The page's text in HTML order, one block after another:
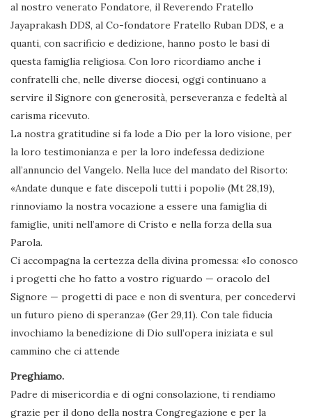
al nostro venerato Fondatore, il Reverendo Fratello
Jayaprakash DDS, al Co-fondatore Fratello Ruban DDS, e a
quanti, con sacrificio e dedizione, hanno posto le basi di
questa famiglia religiosa. Con loro ricordiamo anche i
confratelli che, nelle diverse diocesi, oggi continuano a
servire il Signore con generosità, perseveranza e fedeltà al
carisma ricevuto.
La nostra gratitudine si fa lode a Dio per la loro visione, per
la loro testimonianza e per la loro indefessa dedizione
all’annuncio del Vangelo. Nella luce del mandato del Risorto:
«Andate dunque e fate discepoli tutti i popoli» (Mt 28,19),
rinnoviamo la nostra vocazione a essere una famiglia di
famiglie, uniti nell’amore di Cristo e nella forza della sua
Parola.
Ci accompagna la certezza della divina promessa: «Io conosco
i progetti che ho fatto a vostro riguardo — oracolo del
Signore — progetti di pace e non di sventura, per concedervi
un futuro pieno di speranza» (Ger 29,11). Con tale fiducia
invochiamo la benedizione di Dio sull’opera iniziata e sul
cammino che ci attende
Preghiamo.
Padre di misericordia e di ogni consolazione, ti rendiamo
grazie per il dono della nostra Congregazione e per la